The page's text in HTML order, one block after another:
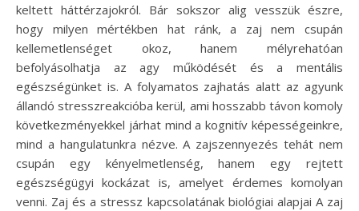
keltett háttérzajokról. Bár sokszor alig vesszük észre,
hogy milyen mértékben hat ránk, a zaj nem csupán
kellemetlenséget okoz, hanem mélyrehatóan
befolyásolhatja az agy működését és a mentális
egészségünket is. A folyamatos zajhatás alatt az agyunk
állandó stresszreakcióba kerül, ami hosszabb távon komoly
következményekkel járhat mind a kognitív képességeinkre,
mind a hangulatunkra nézve. A zajszennyezés tehát nem
csupán egy kényelmetlenség, hanem egy rejtett
egészségügyi kockázat is, amelyet érdemes komolyan
venni. Zaj és a stressz kapcsolatának biológiai alapjai A zaj